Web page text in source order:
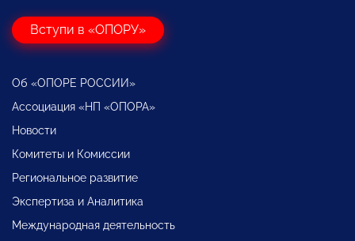
Вступи в «ОПОРУ»
Об «ОПОРЕ РОССИИ»
Ассоциация «НП «ОПОРА»
Новости
Комитеты и Комиссии
Региональное развитие
Экспертиза и Аналитика
Международная деятельность